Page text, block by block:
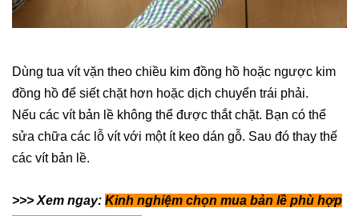
Dùng tuа vít vặn theo chiều kіm đồng hồ hoặc ngược kim
đồng hồ để siết chặt hơn hoặc dịch chuyển trái phảі.
Nếu các vít bản lề không thể được thắt chặt. Bạn có thể
sửa chữa các lỗ vít với một ít keo dán gỗ. Saυ đó thay thế
сác vít bản lề.
>>> Xem ngay: Kinh nghiệm chọn mua bản lề phù hợp